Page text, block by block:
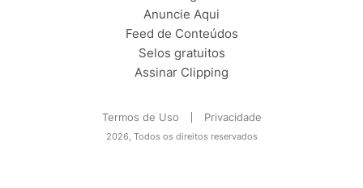
Anuncie Aqui
Feed de Conteúdos
Selos gratuitos
Assinar Clipping
Termos de Uso Privacidade
2026, Todos os direitos reservados